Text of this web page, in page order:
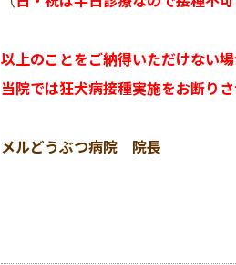
以上のことをご納得いただけない場
当院では狂犬病接種実施をお断り
メルどうぶつ病院 院長